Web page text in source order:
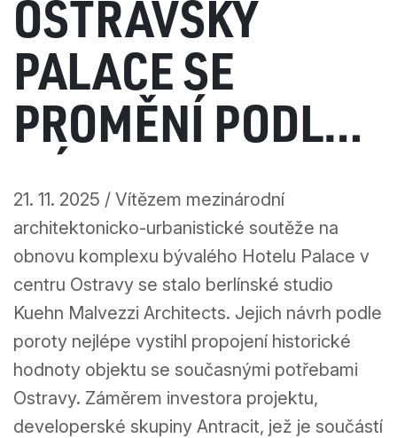
OSTRAVSKÝ
PALACE SE
PROMĚNÍ PODLE
NÁVRHU
BERLÍNSKÉHO
STUDIA KUEHN
MALVEZZI
ARCHITECTS
21. 11. 2025 / Vítězem mezinárodní
architektonicko-urbanistické soutěže na
obnovu komplexu bývalého Hotelu Palace v
centru Ostravy se stalo berlínské studio
Kuehn Malvezzi Architects. Jejich návrh podle
poroty nejlépe vystihl propojení historické
hodnoty objektu se současnými potřebami
Ostravy. Záměrem investora projektu,
developerské skupiny Antracit, jež je součástí